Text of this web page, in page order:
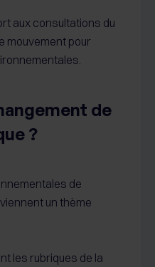
aux consultations du
mouvement pour
de
?
de
un thème
les rubriques de la